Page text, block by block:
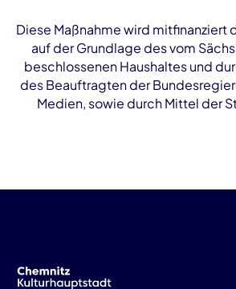
Diese Maßnahme wird mitfinanziert
auf der Grundlage des vom
beschlossenen Haushaltes und
des Beauftragten der
Medien, sowie durch Mittel der